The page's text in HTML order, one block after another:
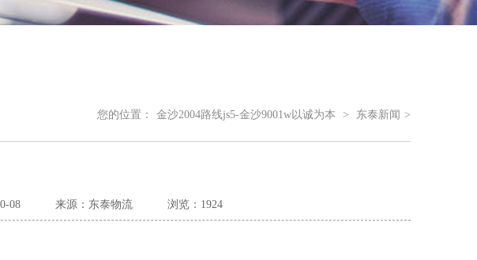
您的位置： 金沙2004路线js5-金沙9001w以诚为本 > 东泰新闻 >
08 来源：东泰物流 浏览：1924